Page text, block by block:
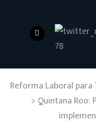
Reforma Laboral para
> Quintana Roo: